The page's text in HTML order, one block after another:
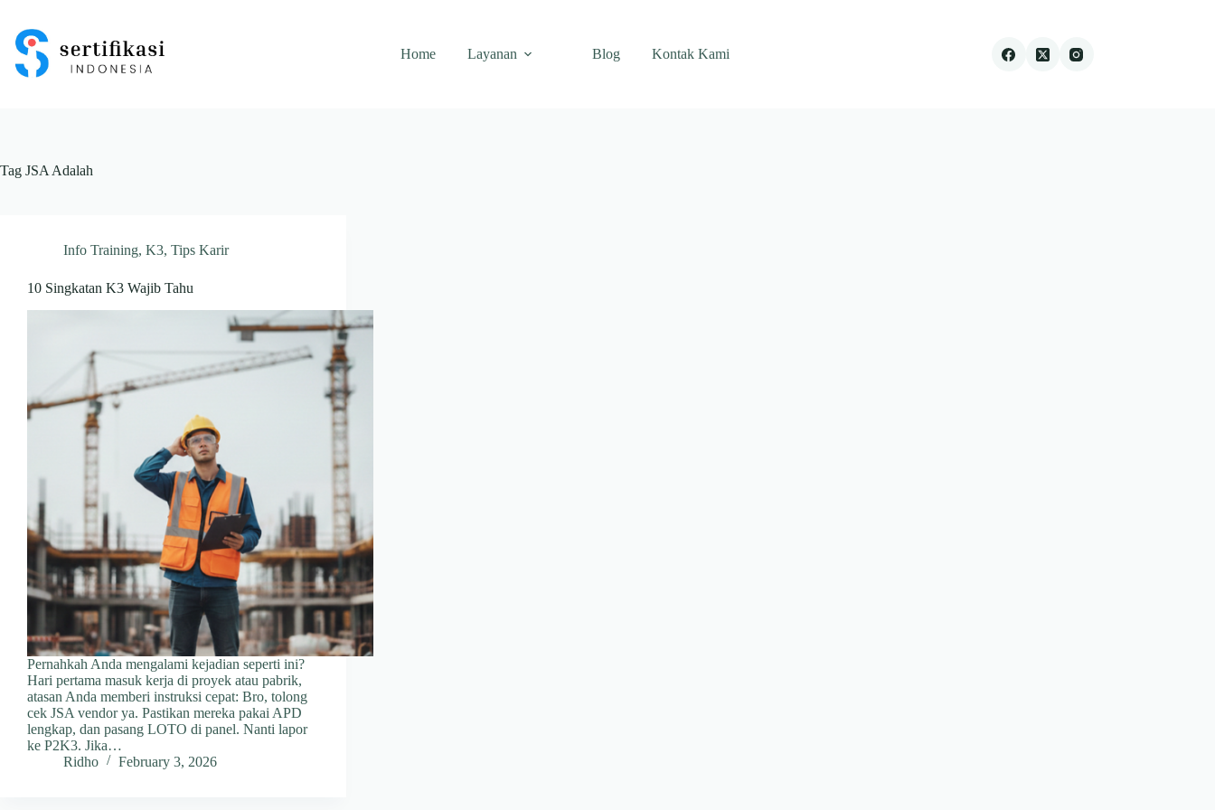
content
Home
Layanan Blog Kontak Kami
Tag JSA Adalah
Info Training, K3, Tips Karir
10 Singkatan K3 Wajib Tahu
Pernahkah Anda mengalami kejadian seperti ini?
Hari pertama masuk kerja di proyek atau pabrik,
atasan Anda memberi instruksi cepat: Bro, tolong
cek JSA vendor ya. Pastikan mereka pakai APD
lengkap, dan pasang LOTO di panel. Nanti lapor
ke P2K3. Jika…
Ridho
February 3, 2026